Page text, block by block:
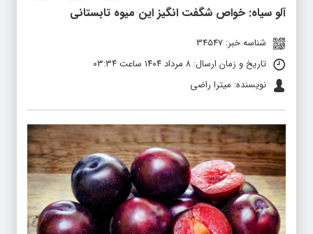
آلو سیاه: خواص شگفت‌ انگیز این میوه تابستانی
شناسه خبر: 34547
تاریخ و زمان ارسال: ۸ مرداد ۱۴۰۴ ساعت ۰۳:۳۴
نویسنده: میترا راضی